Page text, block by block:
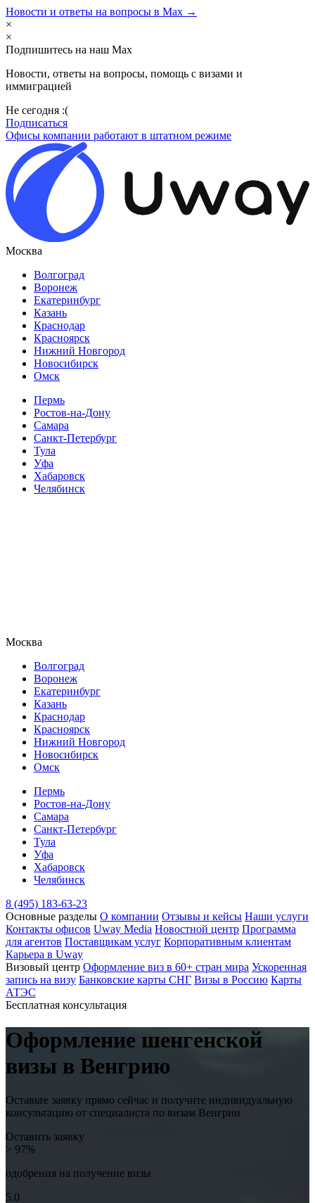
Новости и ответы на вопросы в Max →
×
×
Подпишитесь на наш Max
Новости, ответы на вопросы, помощь с визами и
иммиграцией
Не сегодня :(
Подписаться
Офисы компании работают в штатном режиме
Москва
Волгоград
Воронеж
Екатеринбург
Казань
Краснодар
Красноярск
Нижний Новгород
Новосибирск
Омск
Пермь
Ростов-на-Дону
Самара
Санкт-Петербург
Тула
Уфа
Хабаровск
Челябинск
Москва
Волгоград
Воронеж
Екатеринбург
Казань
Краснодар
Красноярск
Нижний Новгород
Новосибирск
Омск
Пермь
Ростов-на-Дону
Самара
Санкт-Петербург
Тула
Уфа
Хабаровск
Челябинск
8 (495) 183-63-23
Основные разделы О компании Отзывы и кейсы Наши услуги
Контакты офисов Uway Media Новостной центр Программа
для агентов Поставщикам услуг Корпоративным клиентам
Карьера в Uway
Визовый центр Оформление виз в 60+ стран мира Ускоренная
запись на визу Банковские карты СНГ Визы в Россию Карты
АТЭС
Бесплатная консультация
Оформление шенгенской
визы в Венгрию
Оставьте заявку прямо сейчас и получите индивидуальную
консультацию от специалиста по визам Венгрии
Оставить заявку
> 97%
одобрения на получение визы
5.0